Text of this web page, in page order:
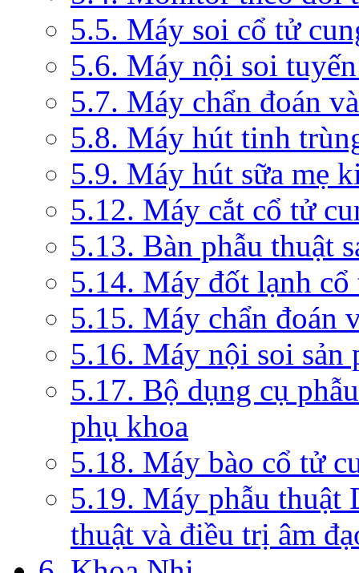
5.5. Máy soi cổ tử
5.6. Máy nội soi
5.7. Máy chẩn đoán
5.8. Máy hút tinh
5.9. Máy hút sữa mẹ
5.12. Máy cắt cổ tử
5.13. Bàn phẫu thuật
5.14. Máy đốt lạnh
5.15. Máy chẩn đoán
5.16. Máy nội soi sản
5.17. Bộ dụng cụ
phụ khoa
5.18. Máy bào cổ tử
5.19. Máy phẫu thuật
thuật và điều trị âm